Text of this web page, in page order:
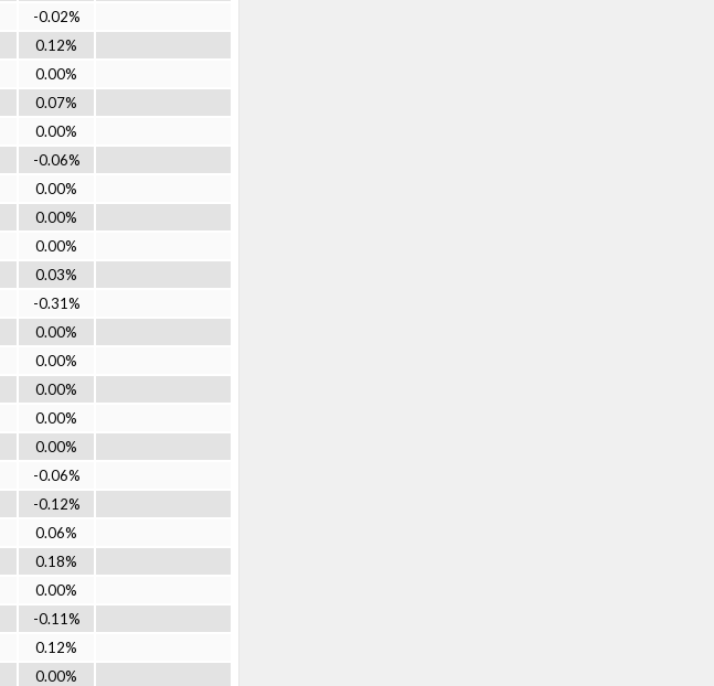
-0.02%
0.12%
0.00%
0.07%
0.00%
-0.06%
0.00%
0.00%
0.00%
0.03%
-0.31%
0.00%
0.00%
0.00%
0.00%
0.00%
-0.06%
-0.12%
0.06%
0.18%
0.00%
-0.11%
0.12%
0.00%